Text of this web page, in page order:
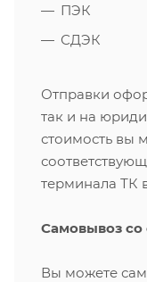
ПЭК
СДЭК
Отправки
так и на
стоимость вы
терминала ТК
Самовывоз со
Вы можете